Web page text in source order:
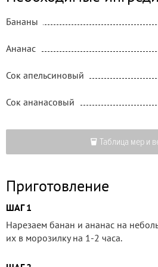
Бананы
Ананас
Сок апельсиновый
Сок ананасовый
Таблица мер и
Приготовление
ШАГ 1
Нарезаем банан и ананас на
их в морозилку на 1-2 часа.